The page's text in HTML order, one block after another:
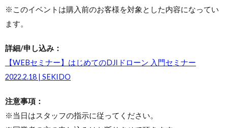
※このイベントは購入前のお客様を対象とした内容になってい
ます。
詳細/申し込み：
【WEBセミナー】はじめてのDJIドローン 入門セミナー
2022.2.18 | SEKIDO
注意事項：
※当日はスタッフの指示に従ってください。